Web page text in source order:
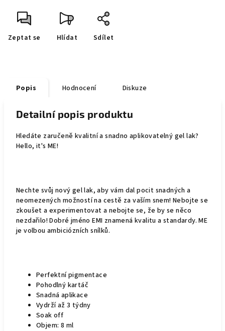
Zeptat se Hlídat Sdílet
Popis Hodnocení Diskuze
Detailní popis produktu
Hledáte zaručeně kvalitní a snadno aplikovatelný gel lak?
Hello, it's ME!
Nechte svůj nový gel lak, aby vám dal pocit snadných a
neomezených možností na cestě za vaším snem! Nebojte se
zkoušet a experimentovat a nebojte se, že by se něco
nezdařilo! Dobré jméno EMI znamená kvalitu a standardy. ME
je volbou ambiciózních snílků.
Perfektní pigmentace
Pohodlný kartáč
Snadná aplikace
Vydrží až 3 týdny
Soak off
Objem: 8 ml